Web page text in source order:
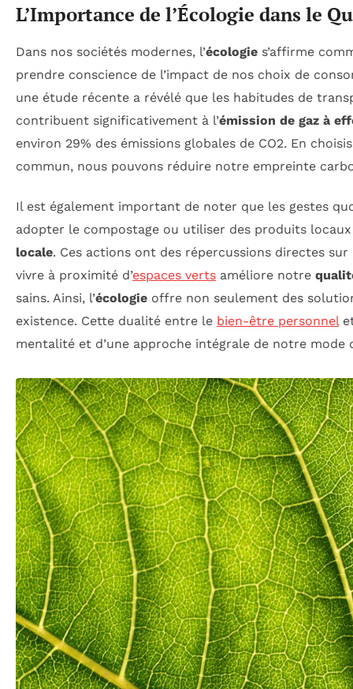
L’Importance de l’Écologie dans le
Dans nos sociétés modernes, l’écologie s’affirme
prendre conscience de l’impact de nos choix de
une étude récente a révélé que les habitudes de
contribuent significativement à l’émission de gaz à
environ 29% des émissions globales de CO2. En
commun, nous pouvons réduire notre empreinte
Il est également important de noter que les gestes
adopter le compostage ou utiliser des produits
locale. Ces actions ont des répercussions directes
vivre à proximité d’espaces verts améliore notre
sains. Ainsi, l’écologie offre non seulement des
existence. Cette dualité entre le bien-être personnel
mentalité et d’une approche intégrale de notre mode